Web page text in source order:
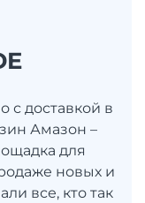
с доставкой в
Амазон –
для
новых и
все, кто так